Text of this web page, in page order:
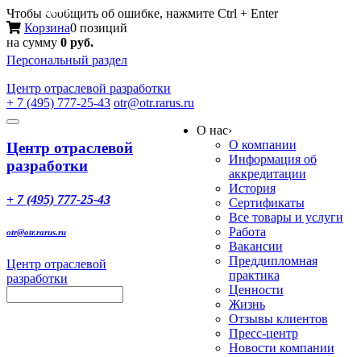
Чтобы сообщить об ошибке, нажмите Ctrl + Enter
Корзина0 позиций
на сумму 0 руб.
Персональный раздел
Центр отраслевой разработки
+ 7 (495) 777-25-43 otr@otr.rarus.ru
Toggle
Меню
Центр отраслевой
разработки
+ 7 (495) 777-25-43
otr@otr.rarus.ru
Центр отраслевой
разработки
О нас›
О компании
Информация об
аккредитации
История
Сертификаты
Все товары и услуги
Работа
Вакансии
Преддипломная
практика
Ценности
Жизнь
Отзывы клиентов
Пресс-центр
Новости компании